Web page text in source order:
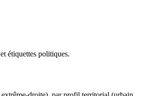
étiquettes politiques.